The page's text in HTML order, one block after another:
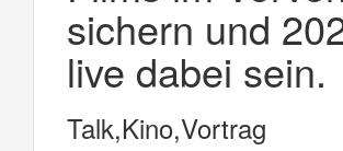
sichern und
live dabei sein.
Talk,Kino,Vortrag